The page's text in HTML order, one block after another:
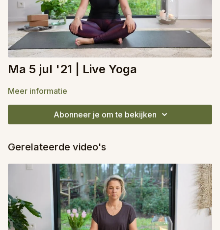
Ma 5 jul '21 | Live Yoga
Meer informatie
Abonneer je om te bekijken
Gerelateerde video's